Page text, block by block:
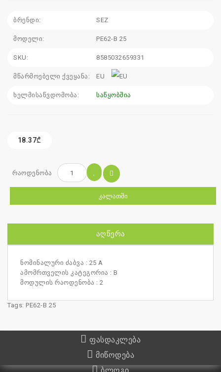
ბრენდი: SEZ
მოდელი: PE62-B 25
SKU: 8585032659331
მწარმოებელი ქვეყანა: EU
ხელმისაწვდომობა: საწყობშია
18.37₾
რაოდენობა
ᲙᲐᲚᲐᲗᲨᲘ
ᲐᲦᲬᲔᲠᲐ
ნომინალური ძაბვა : 25 A
ამომრთველის კატეგორია : B
მოდულის რაოდენობა : 2
Tags: PE62-B 25
ფასდაკლება
მიწოდება